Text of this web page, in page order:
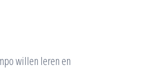
willen leren en